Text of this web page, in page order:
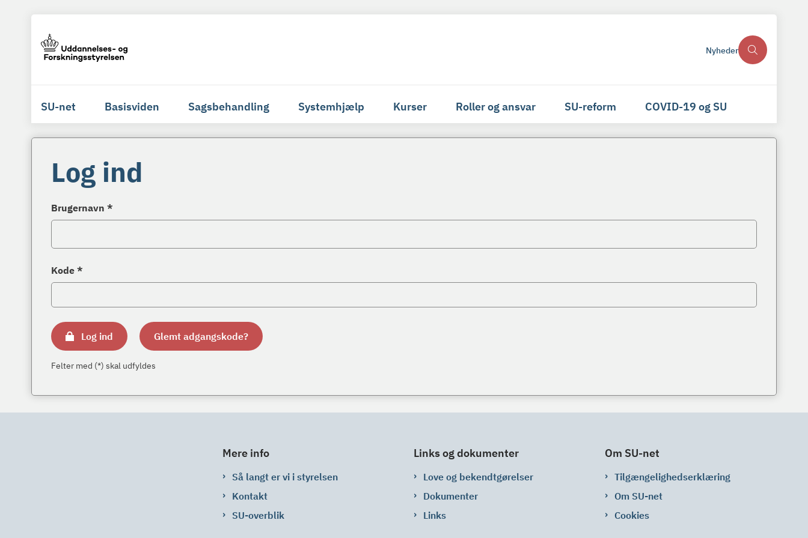
Nyheder
SU-net Basisviden Sagsbehandling Systemhjælp Kurser Roller og ansvar SU-reform COVID-19 og SU
Log ind
Brugernavn *
Kode *
Log ind Glemt adgangskode?
Felter med (*) skal udfyldes
Mere info
Så langt er vi i styrelsen
Kontakt
SU-overblik
Links og dokumenter
Love og bekendtgørelser
Dokumenter
Links
Om SU-net
Tilgængelighedserklæring
Om SU-net
Cookies